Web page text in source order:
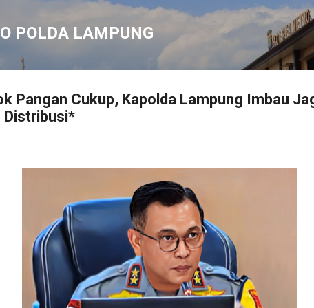
Langsung ke konten utama
POLDA LAMPUNG
Pangan Cukup, Kapolda Lampung Imbau
Distribusi*